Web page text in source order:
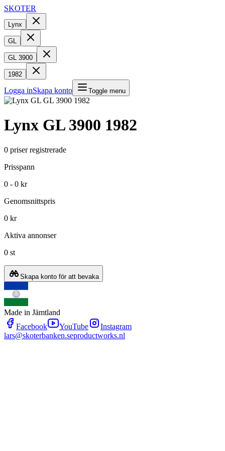
SKOTER
Lynx
GL
GL 3900
1982
Logga inSkapa konto Toggle menu
Lynx GL 3900 1982
0 priser registrerade
Prisspann
0 - 0 kr
Genomsnittspris
0 kr
Aktiva annonser
0 st
Skapa konto för att bevaka
Made in Jämtland
Facebook
YouTube
Instagram
lars@skoterbanken.seproductworks.nl